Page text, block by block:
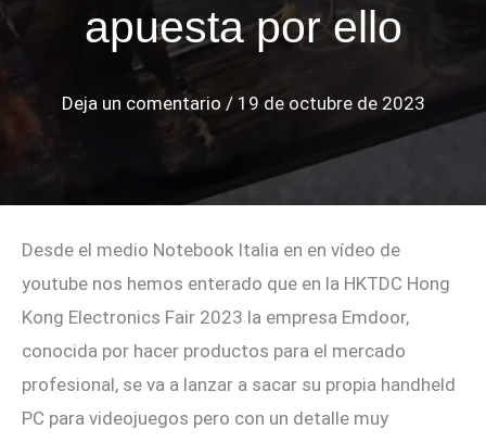
apuesta por ello
Deja un comentario / 19 de octubre de 2023
Desde el medio Notebook Italia en en vídeo de
youtube nos hemos enterado que en la HKTDC Hong
Kong Electronics Fair 2023 la empresa Emdoor,
conocida por hacer productos para el mercado
profesional, se va a lanzar a sacar su propia handheld
PC para videojuegos pero con un detalle muy